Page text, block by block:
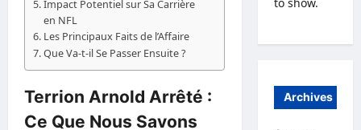
Impact Potentiel sur Sa Carrière
en NFL
Les Principaux Faits de l’Affaire
Que Va-t-il Se Passer Ensuite ?
Terrion Arnold Arrêté :
Ce Que Nous Savons
Archives